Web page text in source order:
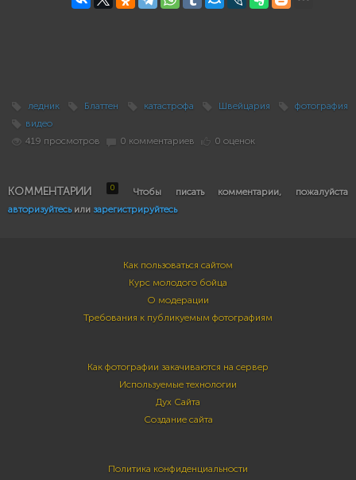
ледник Блаттен катастрофа Швейцария
фотография
видео
419 просмотров
0 комментариев 0 оценок
КОММЕНТАРИИ 0
Чтобы писать комментарии, пожалуйста
авторизуйтесьили зарегистрируйтесь
Как пользоваться сайтом
Курс молодого бойца
О модерации
Требования к публикуемым фотографиям
Как фотографии закачиваются на сервер
Используемые технологии
Дух Сайта
Создание сайта
Политика конфиденциальности